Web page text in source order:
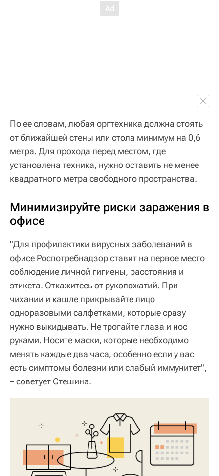
По ее словам, любая оргтехника должна стоять
от ближайшей стены или стола минимум на 0,6
метра. Для прохода перед местом, где
установлена техника, нужно оставить не менее
квадратного метра свободного пространства.
Минимизируйте риски заражения в
офисе
"Для профилактики вирусных заболеваний в
офисе Роспотребнадзор ставит на первое место
соблюдение личной гигиены, расстояния и
этикета. Откажитесь от рукопожатий. При
чихании и кашле прикрывайте лицо
одноразовыми салфетками, которые сразу
нужно выкидывать. Не трогайте глаза и нос
руками. Носите маски, которые необходимо
менять каждые два часа, особенно если у вас
есть симптомы болезни или слабый иммунитет",
– советует Стешина.